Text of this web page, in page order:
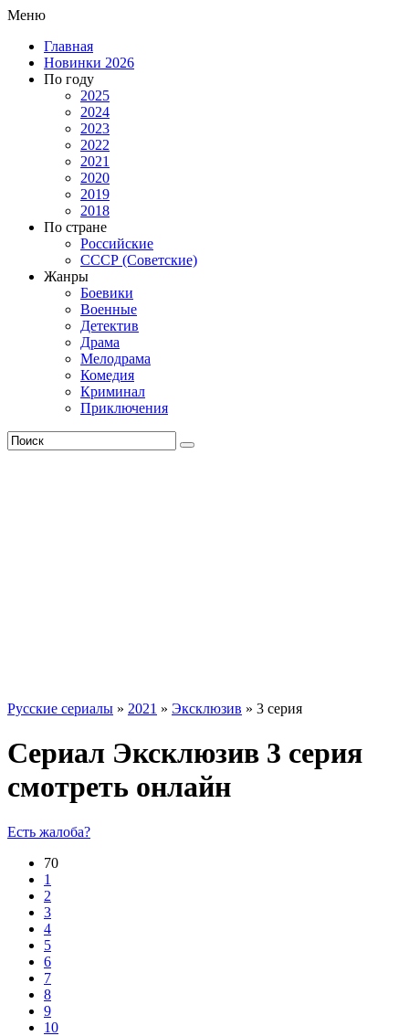
Меню
Главная
Новинки 2026
По году
2025
2024
2023
2022
2021
2020
2019
2018
По стране
Российские
СССР (Советские)
Жанры
Боевики
Военные
Детектив
Драма
Мелодрама
Комедия
Криминал
Приключения
Русские сериалы » 2021 » Эксклюзив » 3 серия
Сериал Эксклюзив 3 серия
смотреть онлайн
Есть жалоба?
70
1
2
3
4
5
6
7
8
9
10